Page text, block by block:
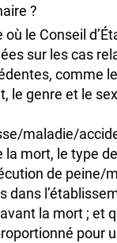
?
le Conseil
sur les cas
comme
le genre et le
maladie/
la mort, le type
de peine/
dans
la mort ; et
pour